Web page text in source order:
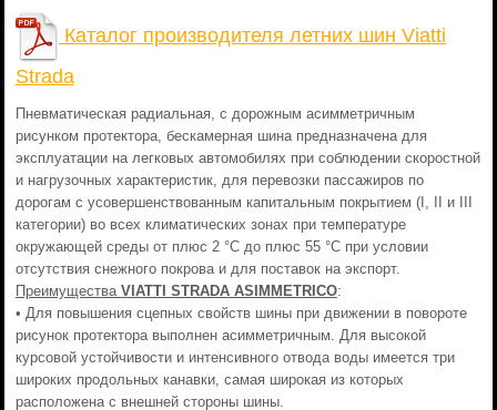
Каталог производителя летних шин Viatti
Strada
Пневматическая радиальная, с дорожным асимметричным
рисунком протектора, бескамерная шина предназначена для
эксплуатации на легковых автомобилях при соблюдении скоростной
и нагрузочных характеристик, для перевозки пассажиров по
дорогам с усовершенствованным капитальным покрытием (I, II и III
категории) во всех климатических зонах при температуре
окружающей среды от плюс 2 °С до плюс 55 °С при условии
отсутствия снежного покрова и для поставок на экспорт.
Преимущества VIATTI STRADA ASIMMETRICO:
• Для повышения сцепных свойств шины при движении в повороте
рисунок протектора выполнен асимметричным. Для высокой
курсовой устойчивости и интенсивного отвода воды имеется три
широких продольных канавки, самая широкая из которых
расположена с внешней стороны шины.